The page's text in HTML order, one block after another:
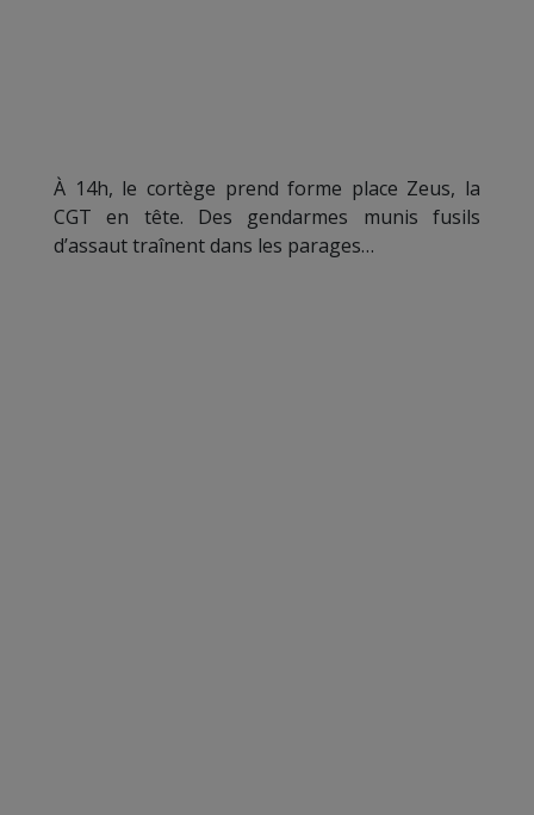
À 14h, le cortège prend forme place Zeus, la
CGT en tête. Des gendarmes munis fusils
d’assaut traînent dans les parages…